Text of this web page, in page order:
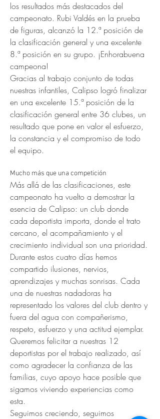
los resultados más destacados del
campeonato. Rubi Valdés en la prueba
de figuras, alcanzó la 12.ª posición de
la clasificación general y una excelente
8.ª posición en su grupo. ¡Enhorabuena
campeona!
Gracias al trabajo conjunto de todas
nuestras infantiles, Calipso logró finalizar
en una excelente 15.ª posición de la
clasificación general entre 36 clubes, un
resultado que pone en valor el esfuerzo,
la constancia y el compromiso de todo
el equipo.
Mucho más que una competición
Más allá de las clasificaciones, este
campeonato ha vuelto a demostrar la
esencia de Calipso: un club donde
cada deportista importa, donde el trato
cercano, el acompañamiento y el
crecimiento individual son una prioridad.
Durante estos cuatro días hemos
compartido ilusiones, nervios,
aprendizajes y muchas sonrisas. Cada
una de nuestras nadadoras ha
representado los valores del club dentro y
fuera del agua con compañerismo,
respeto, esfuerzo y una actitud ejemplar.
Queremos felicitar a nuestras 12
deportistas por el trabajo realizado, así
como agradecer la confianza de las
familias, cuyo apoyo hace posible que
sigamos viviendo experiencias como
esta.
Seguimos creciendo, seguimos